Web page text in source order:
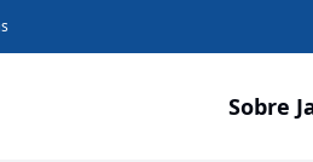
Sobre